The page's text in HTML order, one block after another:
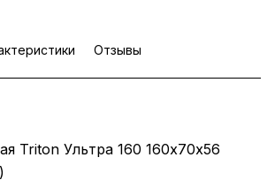
Отзывы
Triton Ультра 160 160х70х56